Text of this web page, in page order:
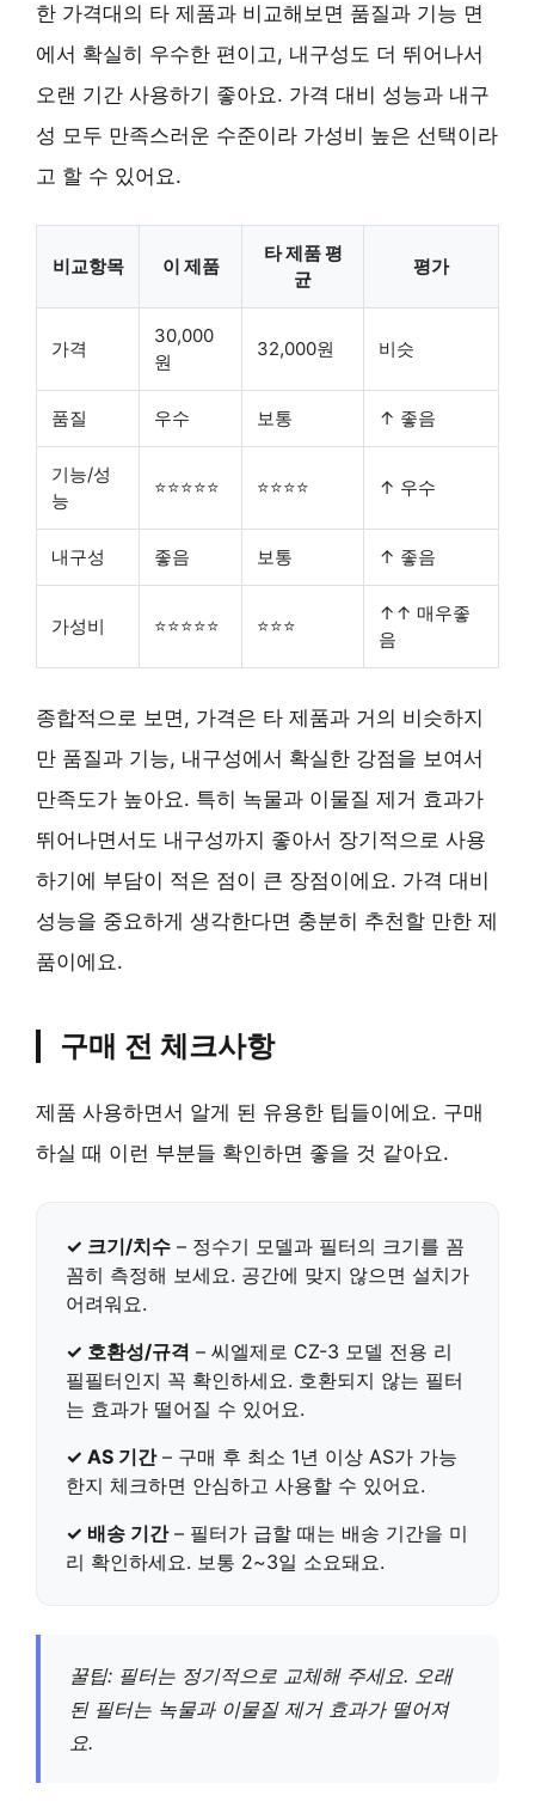
한 가격대의 타 제품과 비교해보면 품질과 기능 면
에서 확실히 우수한 편이고, 내구성도 더 뛰어나서
오랜 기간 사용하기 좋아요. 가격 대비 성능과 내구
성 모두 만족스러운 수준이라 가성비 높은 선택이라
고 할 수 있어요.
비교항목 이 제품
타 제품 평
균
평가
가격
30,000
원
32,000원 비슷
품질 우수 보통 ↑ 좋음
기능/성
능
⭐⭐⭐⭐⭐ ⭐⭐⭐⭐ ↑ 우수
내구성 좋음 보통 ↑ 좋음
가성비 ⭐⭐⭐⭐⭐ ⭐⭐⭐
↑↑ 매우좋
음
종합적으로 보면, 가격은 타 제품과 거의 비슷하지
만 품질과 기능, 내구성에서 확실한 강점을 보여서
만족도가 높아요. 특히 녹물과 이물질 제거 효과가
뛰어나면서도 내구성까지 좋아서 장기적으로 사용
하기에 부담이 적은 점이 큰 장점이에요. 가격 대비
성능을 중요하게 생각한다면 충분히 추천할 만한 제
품이에요.
구매 전 체크사항
제품 사용하면서 알게 된 유용한 팁들이에요. 구매
하실 때 이런 부분들 확인하면 좋을 것 같아요.
✓ 크기/치수 – 정수기 모델과 필터의 크기를 꼼
꼼히 측정해 보세요. 공간에 맞지 않으면 설치가
어려워요.
✓ 호환성/규격 – 씨엘제로 CZ-3 모델 전용 리
필필터인지 꼭 확인하세요. 호환되지 않는 필터
는 효과가 떨어질 수 있어요.
✓ AS 기간– 구매 후 최소 1년 이상 AS가 가능
한지 체크하면 안심하고 사용할 수 있어요.
✓ 배송 기간– 필터가 급할 때는 배송 기간을 미
리 확인하세요. 보통 2~3일 소요돼요.
꿀팁: 필터는 정기적으로 교체해 주세요. 오래
된 필터는 녹물과 이물질 제거 효과가 떨어져
요.